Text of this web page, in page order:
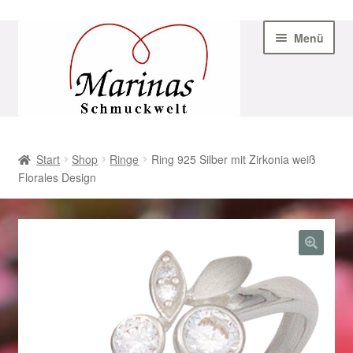
Navigation
Menü
AGB
Beispiel-Seite
Datenschutz
Geschenke zu Ostern 2023
Geschenke zu Ostern 2024
Start Shop Ringe
Ring 925 Silber mit Zirkonia weiß
Florales Design